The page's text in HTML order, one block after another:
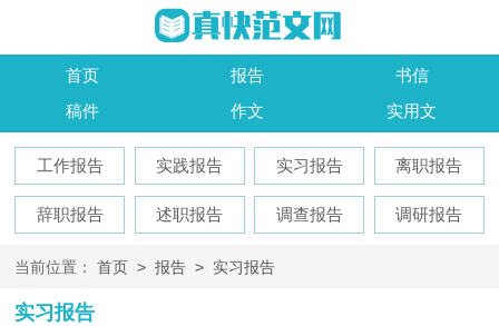
首页 报告
书信
稿件
作文 实用文
工作报告 实践报告 实习报告 离职报告
辞职报告 述职报告 调查报告 调研报告
当前位置： 首页 > 报告 > 实习报告
实习报告